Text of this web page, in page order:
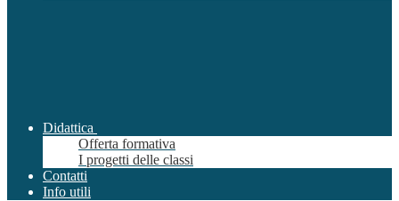
Didattica
Offerta formativa
I progetti delle classi
Contatti
Info utili